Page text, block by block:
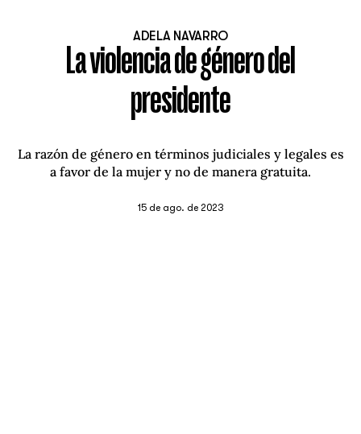
ADELA NAVARRO
La violencia de género del
presidente
La razón de género en términos judiciales y legales es
a favor de la mujer y no de manera gratuita.
15 de ago. de 2023